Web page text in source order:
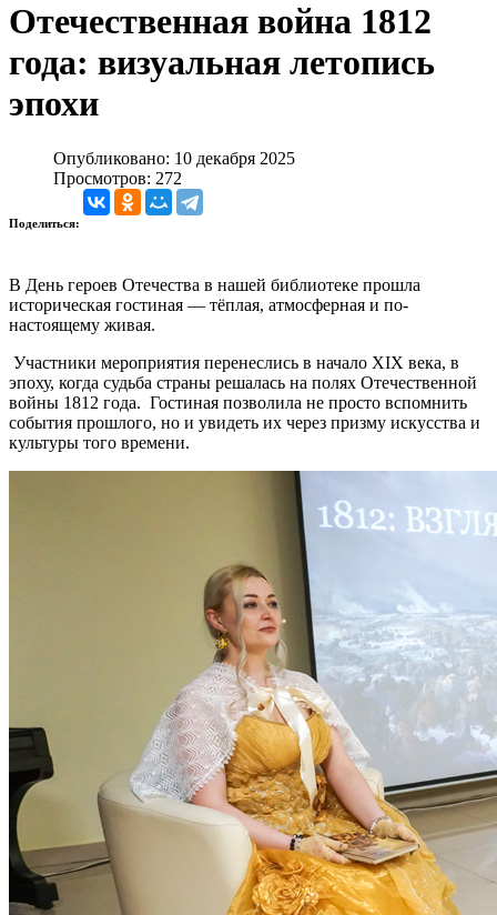
Отечественная война 1812
года: визуальная летопись
эпохи
Опубликовано: 10 декабря 2025
Просмотров: 272
Поделиться:
В День героев Отечества в нашей библиотеке прошла
историческая гостиная — тёплая, атмосферная и по-
настоящему живая.
Участники мероприятия перенеслись в начало XIX века, в
эпоху, когда судьба страны решалась на полях Отечественной
войны 1812 года. Гостиная позволила не просто вспомнить
события прошлого, но и увидеть их через призму искусства и
культуры того времени.